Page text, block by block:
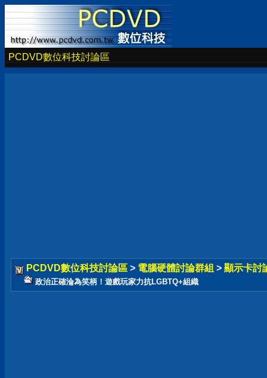
PCDVD數位科技討論區
PCDVD數位科技討論區 > 電腦硬體討論群組 > 顯示卡討
政治正確淪為笑柄！遊戲玩家力抗LGBTQ+組織